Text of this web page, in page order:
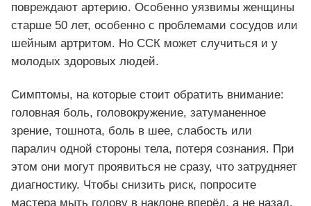
повреждают артерию. Особенно уязвимы женщины
старше 50 лет, особенно с проблемами сосудов или
шейным артритом. Но ССК может случиться и у
молодых здоровых людей.
Симптомы, на которые стоит обратить внимание:
головная боль, головокружение, затуманенное
зрение, тошнота, боль в шее, слабость или
паралич одной стороны тела, потеря сознания. При
этом они могут проявиться не сразу, что затрудняет
диагностику. Чтобы снизить риск, попросите
мастера мыть голову в наклоне вперёд, а не назад.